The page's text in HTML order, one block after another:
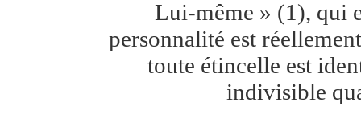
Lui-même » (1), qui
personnalité est
toute étincelle est
indivisible